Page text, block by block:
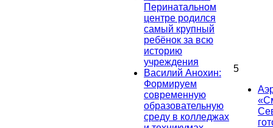
Перинатальном
центре родился
самый крупный
ребёнок за всю
историю
учреждения
Василий Анохин:
Формируем
современную
образовательную
среду в колледжах
5